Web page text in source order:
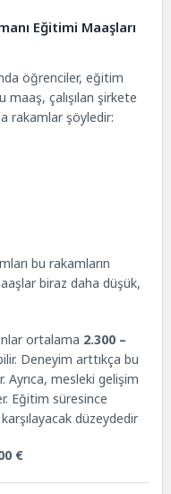
Eğitimi Maaşları
öğrenciler, eğitim
maaş, çalışılan şirkete
rakamlar şöyledir:
bu rakamların
biraz daha düşük,
ortalama 2.300 –
Deneyim arttıkça bu
Ayrıca, mesleki gelişim
Eğitim süresince
düzeydedir
€